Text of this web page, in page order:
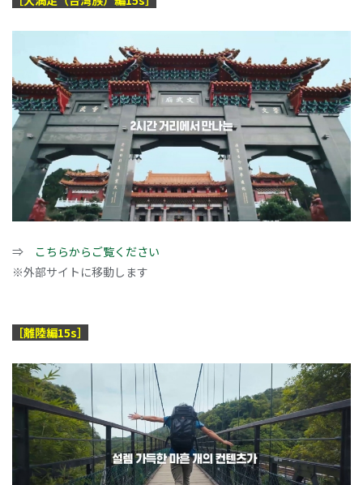
⇒ こちらからご覧ください
※外部サイトに移動します
［離陸編15s］